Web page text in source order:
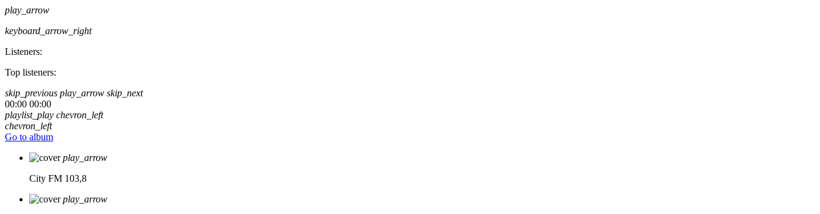
play_arrow
keyboard_arrow_right
Listeners:
Top listeners:
skip_previous play_arrow skip_next
00:00 00:00
playlist_play chevron_left
chevron_left
Go to album
play_arrow
City FM 103,8
play_arrow